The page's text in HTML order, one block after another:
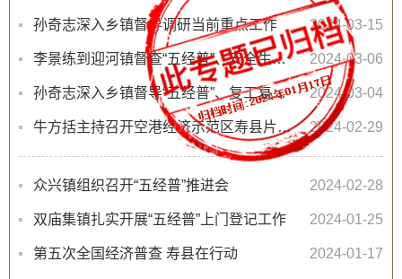
孙奇志深入乡镇督导调研当前重点工作 2024-03-15
李景练到迎河镇督查“五经普”、安全生产等当前重点工作 2024-03-06
孙奇志深入乡镇督导“五经普”、复工复产等重点工作 2024-03-04
牛方括主持召开空港经济示范区寿县片区建设指挥部2024年第一次工作调度会 2024-02-29
众兴镇组织召开“五经普”推进会 2024-02-28
双庙集镇扎实开展“五经普”上门登记工作 2024-01-25
第五次全国经济普查 寿县在行动 2024-01-17